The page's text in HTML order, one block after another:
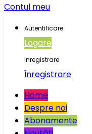
Contul meu
Autentificare
Logare
Inregistrare
Înregistrare
Home
Despre noi
Abonamente